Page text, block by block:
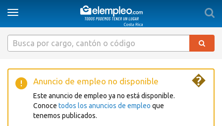
Toggle
navigation
Anuncio de empleo no disponible
Este anuncio de empleo ya no está disponible.
Conoce todos los anuncios de empleo que
tenemos publicados.
�